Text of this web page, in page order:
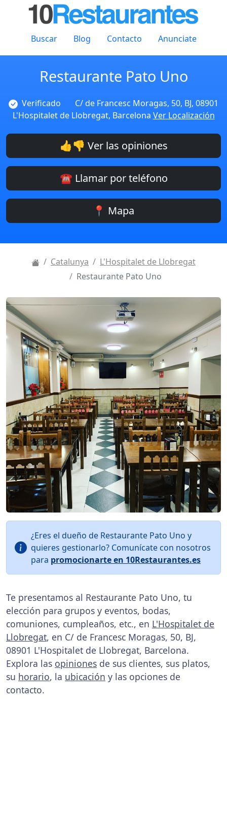
Buscar Blog Contacto Anunciate
Restaurante Pato Uno
Verificado
C/ de Francesc Moragas, 50, BJ, 08901
L'Hospitalet de Llobregat, Barcelona Ver Localización
👍👎 Ver las opiniones
☎️ Llamar por teléfono
📍 Mapa
Catalunya
L'Hospitalet de Llobregat
Restaurante Pato Uno
¿Eres el dueño de Restaurante Pato Uno y
quieres gestionarlo? Comunícate con nosotros
para promocionarte en 10Restaurantes.es
Te presentamos al Restaurante Pato Uno, tu
elección para grupos y eventos, bodas,
comuniones, cumpleaños, etc., en L'Hospitalet de
Llobregat, en C/ de Francesc Moragas, 50, BJ,
08901 L'Hospitalet de Llobregat, Barcelona.
Explora las opiniones de sus clientes, sus platos,
su horario, la ubicación y las opciones de
contacto.